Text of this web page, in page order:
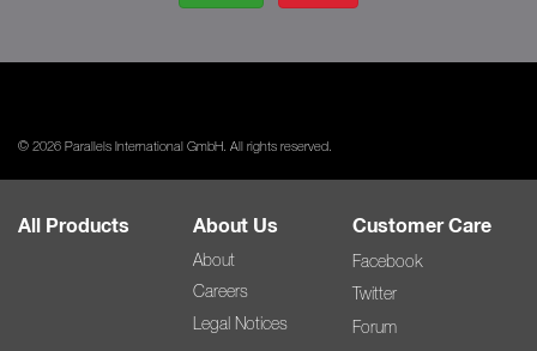
© 2026 Parallels International GmbH. All rights reserved.
All Products About Us
About
Careers
Legal Notices
Customer Care
Facebook
Twitter
Forum